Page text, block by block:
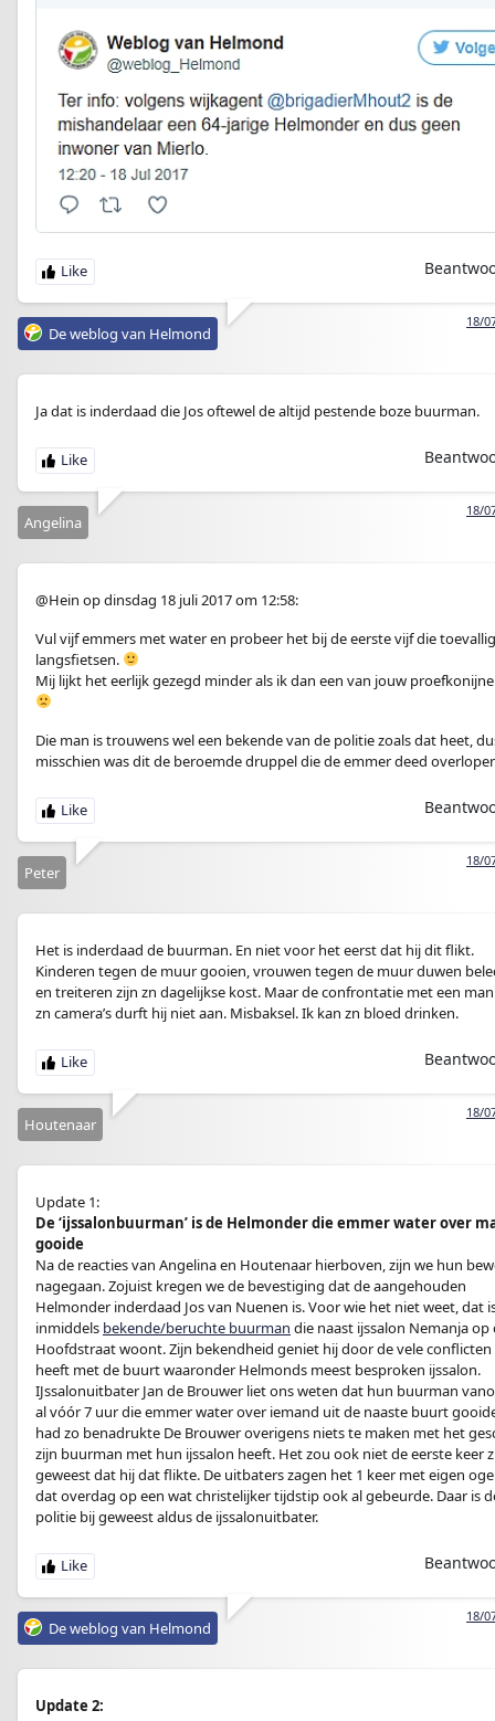
18/
De weblog van Helmond
Ja dat is inderdaad die Jos oftewel de altijd pestende boze buurman.
18/
Angelina
@Hein op dinsdag 18 juli 2017 om 12:58:
Vul vijf emmers met water en probeer het bij de eerste vijf die toevallig
langsfietsen.
Mij lijkt het eerlijk gezegd minder als ik dan een van jouw
Die man is trouwens wel een bekende van de politie zoals dat heet,
misschien was dit de beroemde druppel die de emmer deed
18/
Peter
Het is inderdaad de buurman. En niet voor het eerst dat hij dit flikt.
Kinderen tegen de muur gooien, vrouwen tegen de muur duwen
en treiteren zijn zn dagelijkse kost. Maar de confrontatie met een
zn camera’s durft hij niet aan. Misbaksel. Ik kan zn bloed drinken.
18/
Houtenaar
Update 1:
De ‘ijssalonbuurman’ is de Helmonder die emmer water over
gooide
Na de reacties van Angelina en Houtenaar hierboven, zijn we hun
nagegaan. Zojuist kregen we de bevestiging dat de aangehouden
Helmonder inderdaad Jos van Nuenen is. Voor wie het niet weet, dat
inmiddels bekende/beruchte buurman die naast ijssalon Nemanja op
Hoofdstraat woont. Zijn bekendheid geniet hij door de vele conflicten
heeft met de buurt waaronder Helmonds meest besproken ijssalon.
IJssalonuitbater Jan de Brouwer liet ons weten dat hun buurman
al vóór 7 uur die emmer water over iemand uit de naaste buurt
had zo benadrukte De Brouwer overigens niets te maken met het
zijn buurman met hun ijssalon heeft. Het zou ook niet de eerste keer
geweest dat hij dat flikte. De uitbaters zagen het 1 keer met eigen
dat overdag op een wat christelijker tijdstip ook al gebeurde. Daar is
politie bij geweest aldus de ijssalonuitbater.
18/
De weblog van Helmond
Update 2: